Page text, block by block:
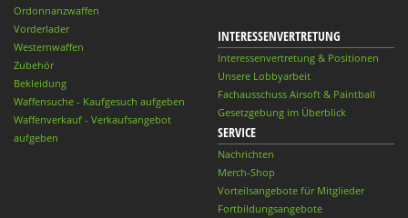
Ordonnanzwaffen
Vorderlader
Westernwaffen
Zubehör
Bekleidung
Waffensuche - Kaufgesuch aufgeben
Waffenverkauf - Verkaufsangebot
aufgeben
INTERESSENVERTRETUNG
Interessenvertretung & Positionen
Unsere Lobbyarbeit
Fachausschuss Airsoft & Paintball
Gesetzgebung im Überblick
SERVICE
Nachrichten
Merch-Shop
Vorteilsangebote für Mitglieder
Fortbildungsangebote